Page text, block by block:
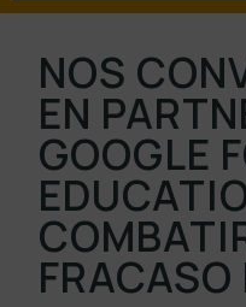
NOS
EN
GOOGLE